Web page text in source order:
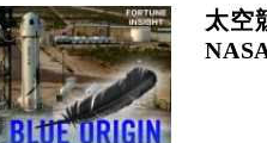
太空